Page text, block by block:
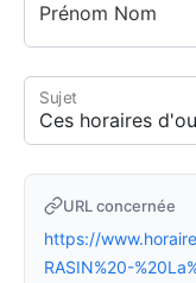
Prénom Nom
Sujet
URL concernée
https://
RASIN%20-